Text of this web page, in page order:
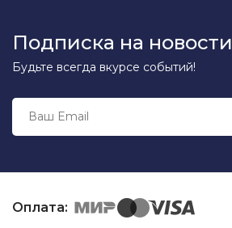
Подписка на новости
Будьте всегда вкурсе событий!
Оплата: